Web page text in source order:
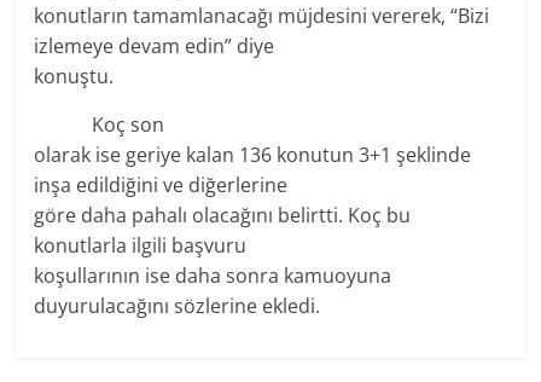
konutların tamamlanacağı müjdesini vererek, “Bizi
izlemeye devam edin” diye
konuştu.
Koç son
olarak ise geriye kalan 136 konutun 3+1 şeklinde
inşa edildiğini ve diğerlerine
göre daha pahalı olacağını belirtti. Koç bu
konutlarla ilgili başvuru
koşullarının ise daha sonra kamuoyuna
duyurulacağını sözlerine ekledi.